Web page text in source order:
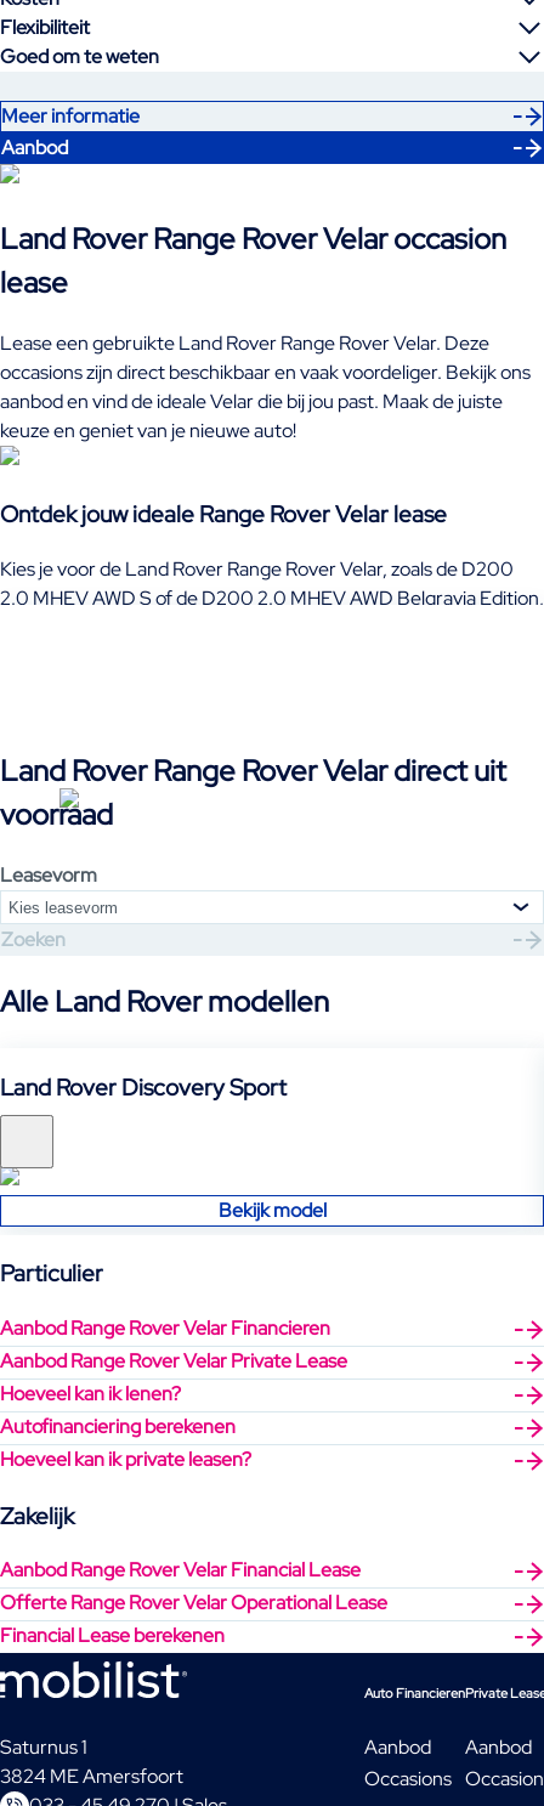
Flexibiliteit
Goed om te weten
Meer informatie
Aanbod
Land Rover Range Rover Velar occasion
lease
Lease een gebruikte Land Rover Range Rover Velar. Deze
occasions zijn direct beschikbaar en vaak voordeliger. Bekijk ons
aanbod en vind de ideale Velar die bij jou past. Maak de juiste
keuze en geniet van je nieuwe auto!
Ontdek jouw ideale Range Rover Velar lease
Kies je voor de Land Rover Range Rover Velar, zoals de D200
2.0 MHEV AWD S of de D200 2.0 MHEV AWD Belgravia Edition,
Velar.
Land Rover Range Rover Velar direct uit
voorraad
Leasevorm
Kies leasevorm
Zoeken
Alle Land Rover modellen
Land Rover Discovery Sport
Bekijk model
Particulier
Aanbod Range Rover Velar Financieren
Aanbod Range Rover Velar Private Lease
Hoeveel kan ik lenen?
Autofinanciering berekenen
Hoeveel kan ik private leasen?
Zakelijk
Aanbod Range Rover Velar Financial Lease
Offerte Range Rover Velar Operational Lease
Financial Lease berekenen
Saturnus 1
3824 ME Amersfoort
Auto Financieren
Aanbod
Occasions
Private
Aanbod